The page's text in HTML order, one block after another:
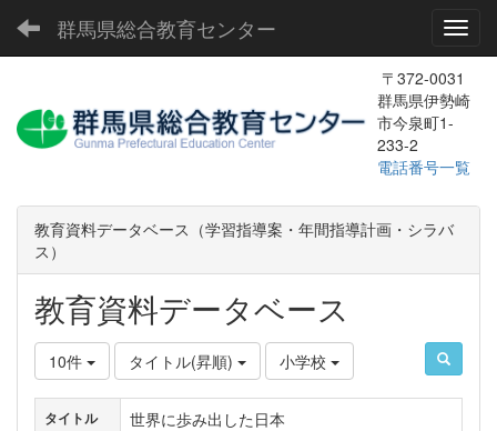
群馬県総合教育センター
〒372-0031
群馬県伊勢崎
市今泉町1-
233-2
電話番号一覧
教育資料データベース（学習指導案・年間指導計画・シラバ
ス）
教育資料データベース
10件 タイトル(昇順) 小学校
タイトル 世界に歩み出した日本